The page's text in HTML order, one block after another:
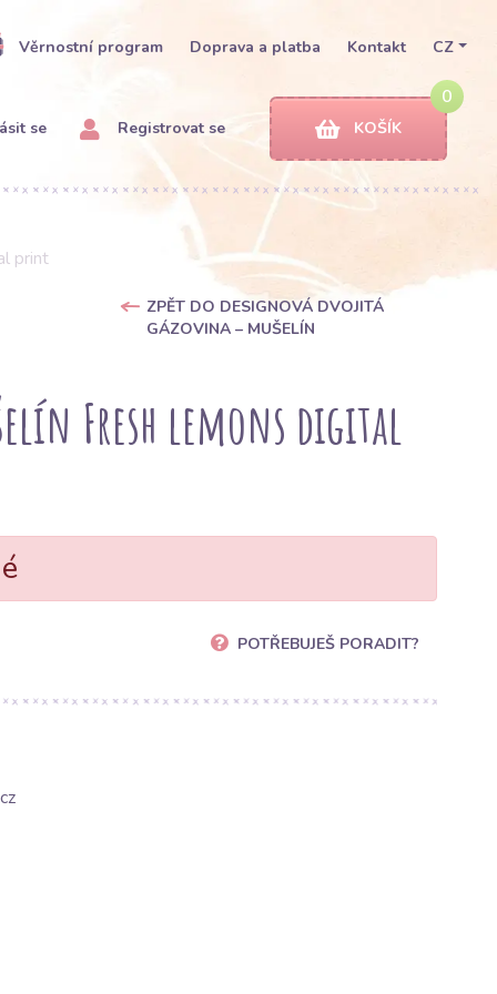
Věrnostní program Doprava a platba Kontakt CZ
se Registrovat se
0
KOŠÍK
print
ZPĚT DO DESIGNOVÁ DVOJITÁ
GÁZOVINA – MUŠELÍN
Fresh lemons digital
POTŘEBUJEŠ PORADIT?